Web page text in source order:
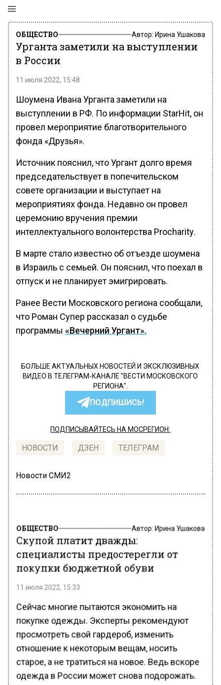
ОБЩЕСТВО Автор: Ирина Ушакова
Урганта заметили на выступлении
в России
11 июля 2022, 15:48
Шоумена Ивана Урганта заметили на
выступлении в РФ. По информации StarHit, он
провел мероприятие благотворительного
фонда «Друзья».
Источник пояснил, что Ургант долго время
председательствует в попечительском
совете организации и выступает на
мероприятиях фонда. Недавно он провел
церемонию вручения премии
интеллектуального волонтерства Procharity.
В марте стало известно об отъезде шоумена
в Израиль с семьей. Он пояснил, что поехал в
отпуск и не планирует эмигрировать.
Ранее Вести Московского региона сообщали,
что Роман Супер рассказал о судьбе
программы «Вечерний Ургант».
БОЛЬШЕ АКТУАЛЬНЫХ НОВОСТЕЙ И ЭКСКЛЮЗИВНЫХ
ВИДЕО В ТЕЛЕГРАМ-КАНАЛЕ "ВЕСТИ МОСКОВСКОГО
РЕГИОНА".
ПОДПИШИСЬ!
ПОДПИСЫВАЙТЕСЬ НА МОСРЕГИОН:
НОВОСТИ ДЗЕН ТЕЛЕГРАМ
Новости СМИ2
ОБЩЕСТВО Автор: Ирина Ушакова
Скупой платит дважды:
специалисты предостерегли от
покупки бюджетной обуви
11 июля 2022, 15:33
Сейчас многие пытаются экономить на
покупке одежды. Эксперты рекомендуют
просмотреть свой гардероб, изменить
отношение к некоторым вещам, носить
старое, а не тратиться на новое. Ведь вскоре
одежда в России может снова подорожать.